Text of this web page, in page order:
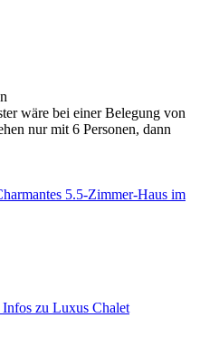
wäre bei einer Belegung von
nur mit 6 Personen, dann
5.5-Zimmer-Haus im
Infos zu Luxus Chalet